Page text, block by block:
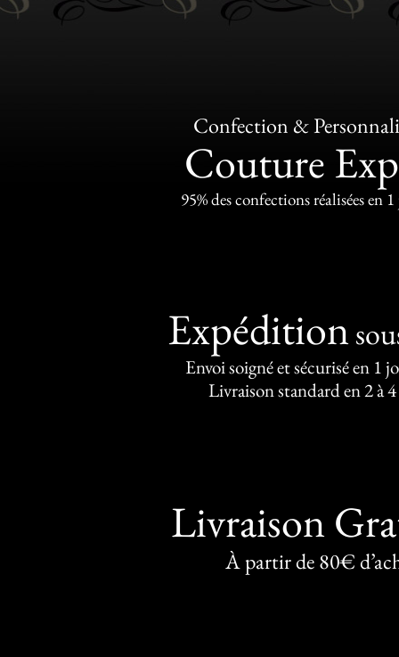
Confection &
Couture
95% des confections réalisées en
Expédition
Envoi soigné et sécurisé en 1
Livraison standard en 2 à
Livraison
À partir de 80€